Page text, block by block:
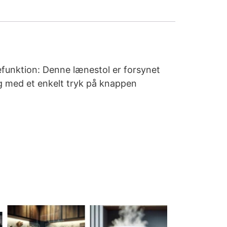
Denne lænestol er forsynet
et enkelt tryk på knappen